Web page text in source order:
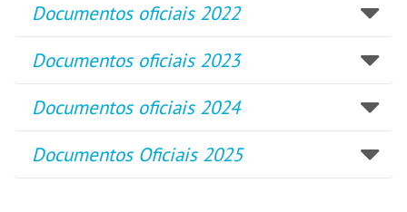
Documentos oficiais 2022
Documentos oficiais 2023
Documentos oficiais 2024
Documentos Oficiais 2025